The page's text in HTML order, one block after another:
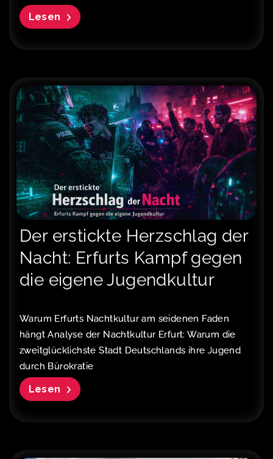
Lesen
Der erstickte Herzschlag der
Nacht: Erfurts Kampf gegen
die eigene Jugendkultur
Warum Erfurts Nachtkultur am seidenen Faden
hängt Analyse der Nachtkultur Erfurt: Warum die
zweitglücklichste Stadt Deutschlands ihre Jugend
durch Bürokratie
Lesen